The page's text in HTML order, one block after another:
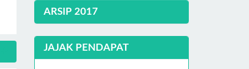
ARSIP 2017
JAJAK PENDAPAT